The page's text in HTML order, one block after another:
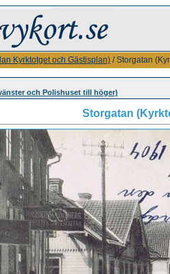
Kyrktotget och Gästisplan) / Storgatan
och Polishuset till höger)
Storgatan